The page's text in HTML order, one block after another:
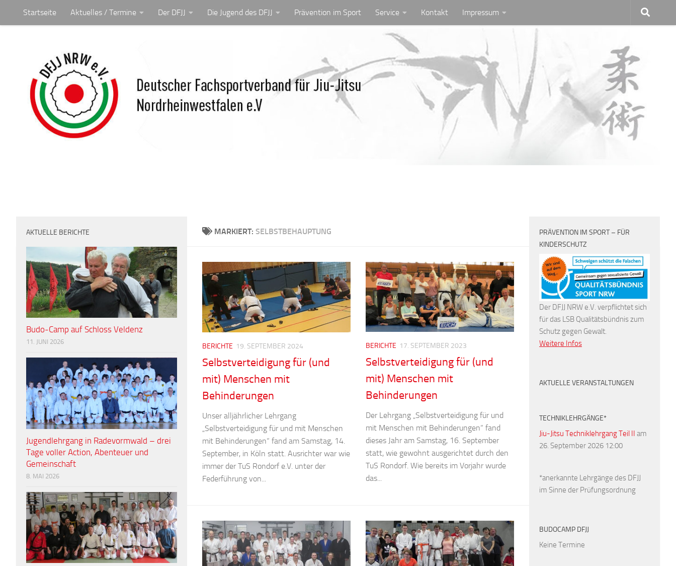
Unter dem Inhalt
Startseite Aktuelles / Termine Der DFJJ Die Jugend des DFJJ Prävention im Sport Service Kontakt Impressum
MARKIERT: SELBSTBEHAUPTUNG
BERICHTE 19. SEPTEMBER 2024
Selbstverteidigung für (und
mit) Menschen mit
Behinderungen
Unser alljährlicher Lehrgang
„Selbstverteidigung für und mit Menschen
mit Behinderungen“ fand am Samstag, 14.
September, in Köln statt. Ausrichter war wie
immer der TuS Rondorf e.V. unter der
Federführung von...
BERICHTE 17. SEPTEMBER 2023
Selbstverteidigung für (und
mit) Menschen mit
Behinderungen
Der Lehrgang „Selbstverteidigung für und
mit Menschen mit Behinderungen“ fand
dieses Jahr am Samstag, 16. September
statt, wie gewohnt ausgerichtet durch den
TuS Rondorf. Wie bereits im Vorjahr wurde
das...
AKTUELLE BERICHTE
Budo-Camp auf Schloss Veldenz
11. JUNI 2026
Jugendlehrgang in Radevormwald – drei
Tage voller Action, Abenteuer und
Gemeinschaft
8. MAI 2026
PRÄVENTION IM SPORT – FÜR
KINDERSCHUTZ
Der DFJJ NRW e.V. verpflichtet sich
für das LSB Qualitätsbündnis zum
Schutz gegen Gewalt.
Weitere Infos
AKTUELLE VERANSTALTUNGEN
TECHNIKLEHRGÄNGE*
Jiu-Jitsu Techniklehrgang Teil II am
26. September 2026 12:00
*anerkannte Lehrgänge des DFJJ
im Sinne der Prüfungsordnung
BUDOCAMP DFJJ
Keine Termine